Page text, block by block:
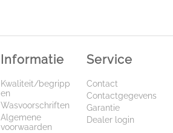
Informatie
Kwaliteit/begripp
en
Wasvoorschriften
Algemene
voorwaarden
Service
Contact
Contactgegevens
Garantie
Dealer login